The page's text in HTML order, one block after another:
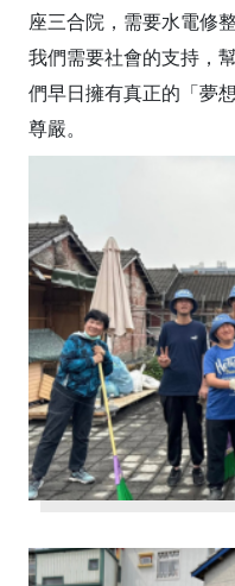
座三合院，需要水電修
我們需要社會的支持，
們早日擁有真正的「夢
尊嚴。